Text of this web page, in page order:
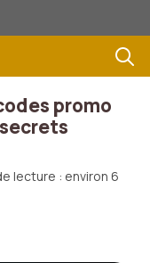
promo
lecture : environ 6